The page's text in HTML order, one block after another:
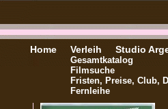
Home Verleih
Gesamtkatalog
Filmsuche
Fristen, Preise, Club,
Fernleihe
Studio